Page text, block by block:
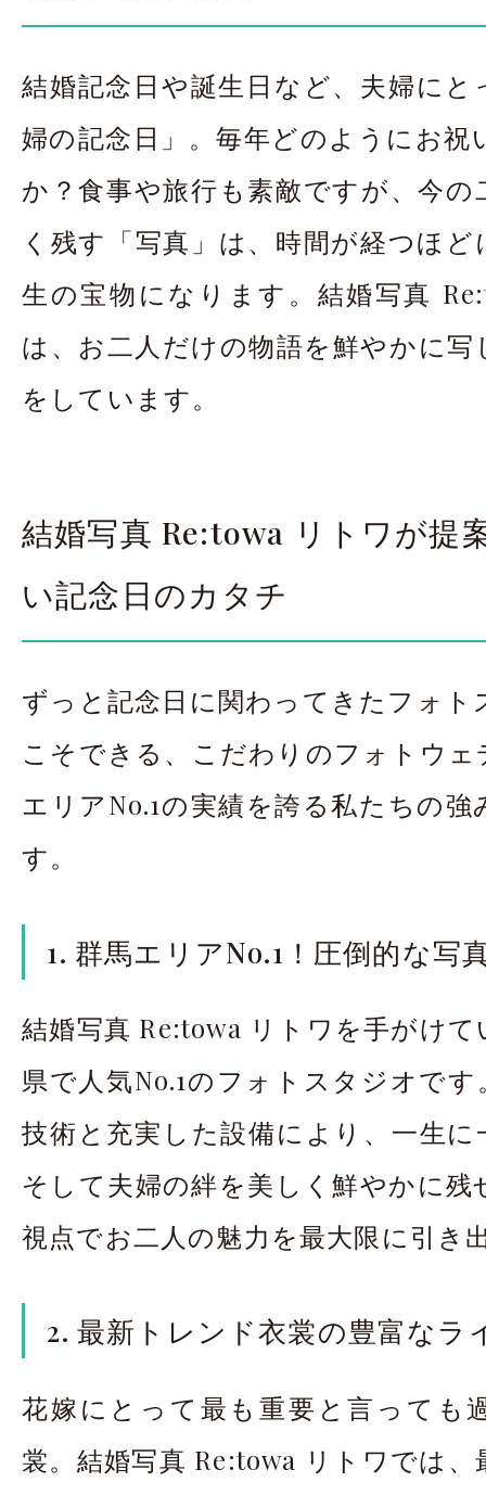
アクセス
結婚記念日や誕生日など、夫婦にと
婦の記念日」。毎年どのようにお祝
か？食事や旅行も素敵ですが、今の
く残す「写真」は、時間が経つほ
生の宝物になります。結婚写真
は、お二人だけの物語を鮮やかに写
をしています。
結婚写真 Re:towa リトワが提
い記念日のカタチ
ずっと記念日に関わってきたフォト
こそできる、こだわりのフォトウ
エリアNo.1の実績を誇る私たちの
す。
1. 群馬エリアNo.1！圧倒的な写
結婚写真 Re:towa リトワを手がけ
県で人気No.1のフォトスタジオで
技術と充実した設備により、一生に
そして夫婦の絆を美しく鮮やかに残
視点でお二人の魅力を最大限に引き
2. 最新トレンド衣裳の豊富なラ
花嫁にとって最も重要と言っても
裳。結婚写真 Re:towa リトワでは